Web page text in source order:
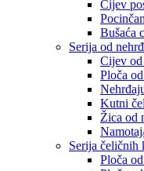
Cijev
Bušaća
Serija od
Cijev od
Ploča
Kutni
Žica od
Serija čeličnih
Ploča